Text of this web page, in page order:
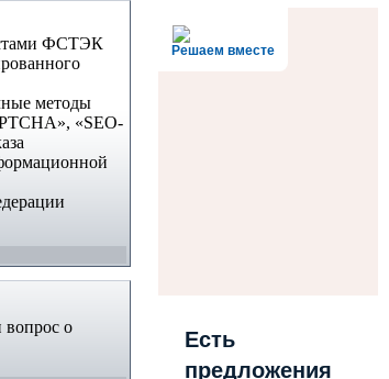
ФСТЭК
методы
«SEO-
вопрос о
Решаем вместе
Есть
предложения